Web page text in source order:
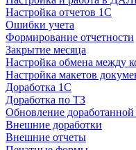
Настройка отчетов 1С
Ошибки учета
Формирование отчетности
Закрытие месяца
Настройка обмена между
Настройка макетов
Доработка 1С
Доработка по ТЗ
Обновление доработанной
Внешние доработки
Внешние отчеты